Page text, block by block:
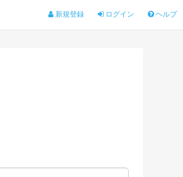
新規登録 ログイン ヘルプ